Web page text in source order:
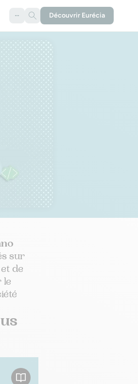
Découvrir Eurécia
sur
et de
le